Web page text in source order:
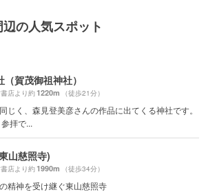
の人気スポット
（賀茂御祖神社）
店より約1220m （徒歩21分）
じく、森見登美彦さんの作品に出てくる神社です。
拝で...
山慈照寺)
店より約1990m （徒歩34分）
精神を受け継ぐ東山慈照寺